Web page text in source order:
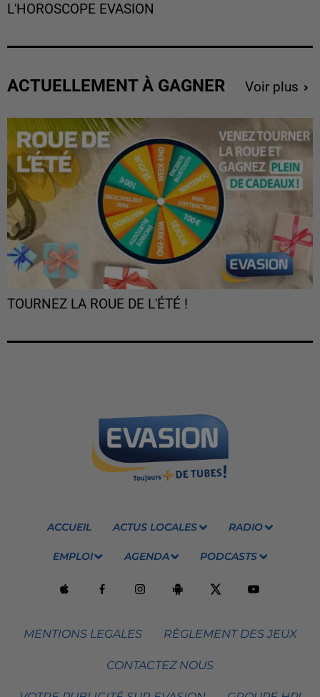
L'HOROSCOPE EVASION
ACTUELLEMENT À GAGNER Voir plus
TOURNEZ LA ROUE DE L'ÉTÉ !
ACCUEIL ACTUS LOCALES RADIO
EMPLOI AGENDA PODCASTS
MENTIONS LEGALES RÈGLEMENT DES JEUX
CONTACTEZ NOUS